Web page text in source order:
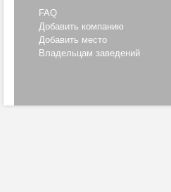
FAQ
Добавить компанию
Добавить место
Владельцам заведений